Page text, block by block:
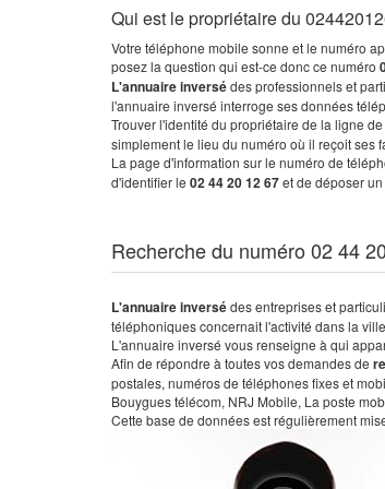
Qui est le propriétaire du
Votre téléphone mobile sonne et le numéro
posez la question qui est-ce donc ce numéro
L'annuaire inversédes professionnels et
l'annuaire inversé interroge ses données
Trouver l'identité du propriétaire de la ligne
simplement le lieu du numéro où il reçoit ses
La page d'information sur le numéro de
d'identifier le 02 44 20 12 67et de déposer
Recherche du numéro 02 44
L'annuaire inversédes entreprises et
téléphoniques concernait l'activité dans la
L'annuaire inversé vous renseigne à qui
Afin de répondre à toutes vos demandes de
postales, numéros de téléphones fixes et
Bouygues télécom, NRJ Mobile, La poste
Cette base de données est régulièrement